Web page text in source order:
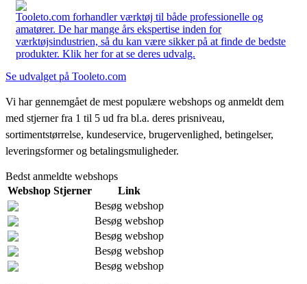
Tooleto.com forhandler værktøj til både professionelle og
amatører. De har mange års ekspertise inden for
værktøjsindustrien, så du kan være sikker på at finde de bedste
produkter. Klik her for at se deres udvalg.
Se udvalget på Tooleto.com
Vi har gennemgået de mest populære webshops og anmeldt dem
med stjerner fra 1 til 5 ud fra bl.a. deres prisniveau,
sortimentstørrelse, kundeservice, brugervenlighed, betingelser,
leveringsformer og betalingsmuligheder.
Bedst anmeldte webshops
Webshop Stjerner
Link
Besøg webshop
Besøg webshop
Besøg webshop
Besøg webshop
Besøg webshop